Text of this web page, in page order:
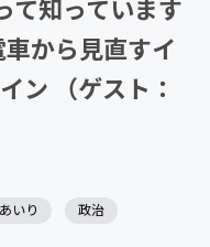
て知っています
から見直すイ
ン （ゲスト：
いり
政治